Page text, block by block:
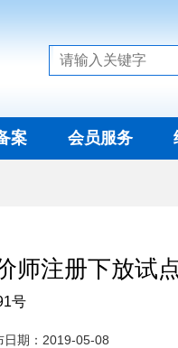
案 会员服务
师注册下放试
号
期：2019-05-08